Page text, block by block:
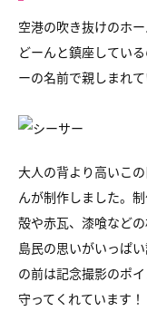
空港の吹き抜けのホ
どーんと鎮座してい
ーの名前で親しまれ
大人の背より高いこ
んが制作しました。
殻や赤瓦、漆喰など
島民の思いがいっぱ
の前は記念撮影のポ
守ってくれています！